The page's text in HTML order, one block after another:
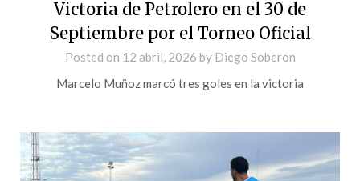
Victoria de Petrolero en el 30 de
Septiembre por el Torneo Oficial
Posted on 12 abril, 2026 by Diego Soberon
Marcelo Muñoz marcó tres goles en la victoria